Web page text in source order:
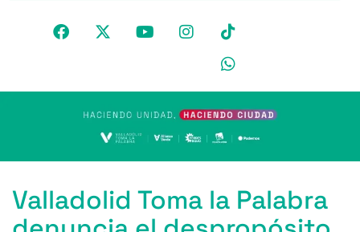
Valladolid Toma la Palabra